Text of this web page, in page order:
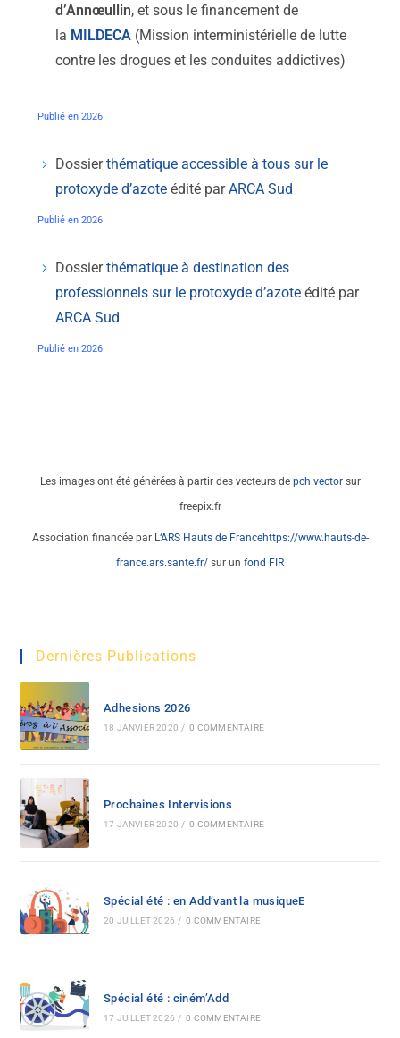
d’Annœullin, et sous le financement de
la MILDECA (Mission interministérielle de lutte
contre les drogues et les conduites addictives)
Publié en 2026
Dossierthématique accessible à tous sur le
protoxyde d’azote édité parARCA Sud
Publié en 2026
Dossierthématique à destination des
professionnels sur le protoxyde d’azote édité par
ARCA Sud
Publié en 2026
Les images ont été générées à partir des vecteurs de pch.vector sur
freepix.fr
Association financée par L‘ARS Hauts de Francehttps://www.hauts-de-
france.ars.sante.fr/ sur un fond FIR
Dernières Publications
Adhesions 2026
18 JANVIER 2020 / 0 COMMENTAIRE
Prochaines Intervisions
17 JANVIER 2020 / 0 COMMENTAIRE
Spécial été : en Add’vant la musiqueE
20 JUILLET 2026 / 0 COMMENTAIRE
Spécial été : ciném’Add
17 JUILLET 2026 / 0 COMMENTAIRE